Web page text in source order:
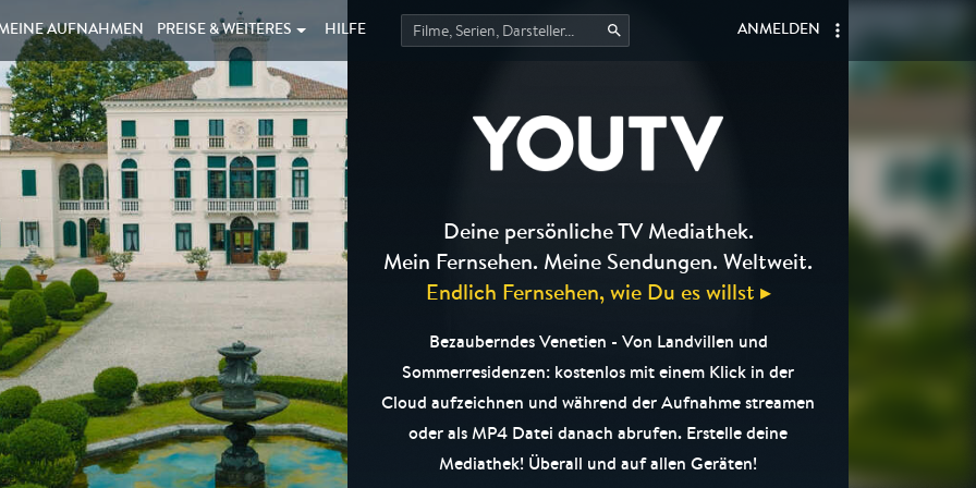
AUFNAHMEN PREISE &WEITERES HILFE ANMELDEN
Deine persönliche TV Mediathek.
Mein Fernsehen. Meine Sendungen. Weltweit.
Endlich Fernsehen, wie Du es willst ▸
Bezauberndes Venetien - Von Landvillen und
Sommerresidenzen: kostenlos mit einem Klick in der
Cloud aufzeichnen und während der Aufnahme streamen
oder als MP4 Datei danach abrufen. Erstelle deine
Mediathek! Überall und auf allen Geräten!